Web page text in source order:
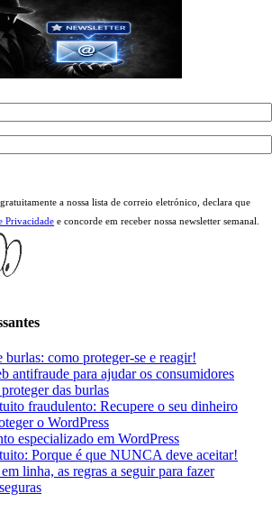
a nossa lista de correio eletrónico, declara que
Privacidade e concorde em receber nossa newsletter semanal.
burlas: como proteger-se e reagir!
antifraude para ajudar os consumidores
das burlas
fraudulento: Recupere o seu dinheiro
o WordPress
especializado em WordPress
Porque é que NUNCA deve aceitar!
linha, as regras a seguir para fazer